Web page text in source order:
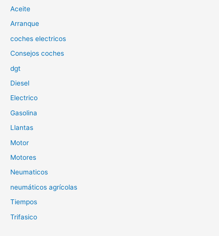
r
p
o
Aceite
Arranque
coches electricos
Consejos coches
dgt
Diesel
Electrico
Gasolina
Llantas
Motor
Motores
Neumaticos
neumáticos agrícolas
Tiempos
Trifasico